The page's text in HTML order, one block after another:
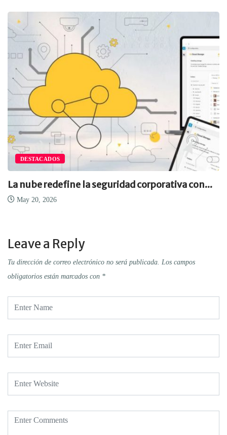
DESTACADOS
La nube redefine la seguridad corporativa con...
May 20, 2026
Leave a Reply
Tu dirección de correo electrónico no será publicada. Los campos
obligatorios están marcados con *